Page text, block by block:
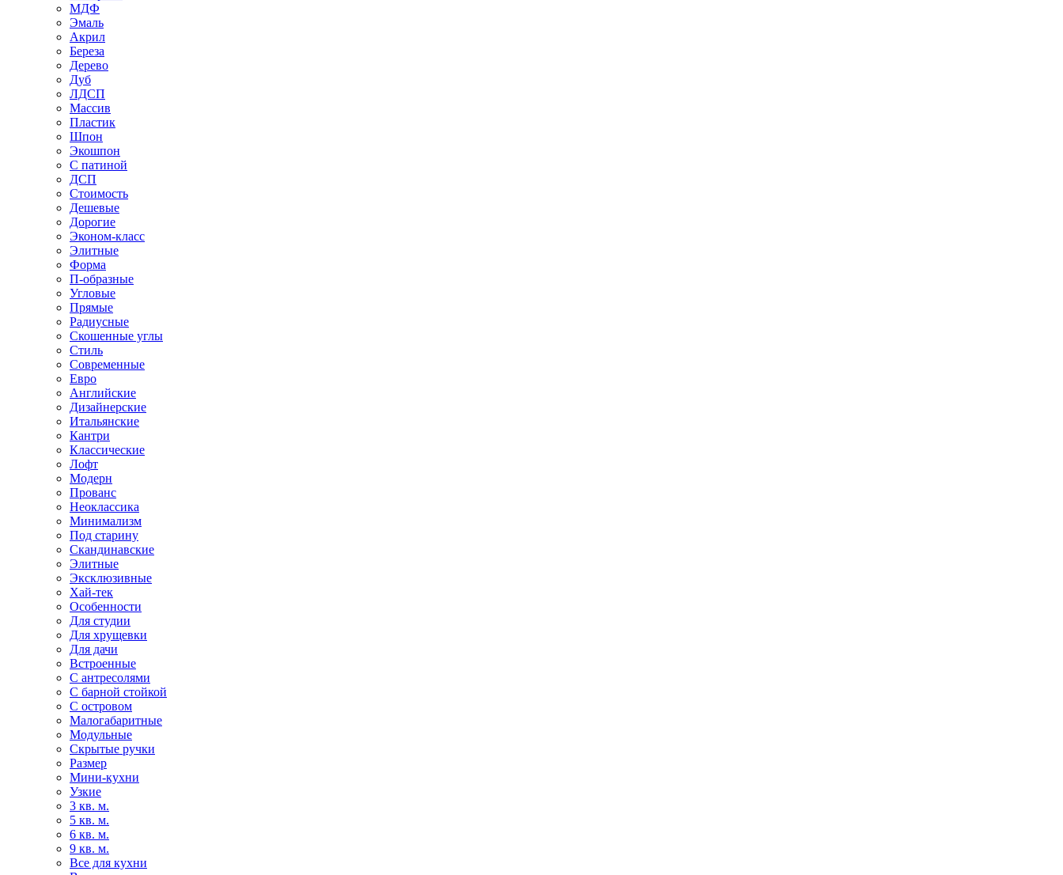
МДФ
Эмаль
Акрил
Береза
Дерево
Дуб
ЛДСП
Массив
Пластик
Шпон
Экошпон
С патиной
ДСП
Стоимость
Дешевые
Дорогие
Эконом-класс
Элитные
Форма
П-образные
Угловые
Прямые
Радиусные
Скошенные углы
Стиль
Современные
Евро
Английские
Дизайнерские
Итальянские
Кантри
Классические
Лофт
Модерн
Прованс
Неоклассика
Минимализм
Под старину
Скандинавские
Элитные
Эксклюзивные
Хай-тек
Особенности
Для студии
Для хрущевки
Для дачи
Встроенные
С антресолями
С барной стойкой
С островом
Малогабаритные
Модульные
Скрытые ручки
Размер
Мини-кухни
Узкие
3 кв. м.
5 кв. м.
6 кв. м.
9 кв. м.
Все для кухни